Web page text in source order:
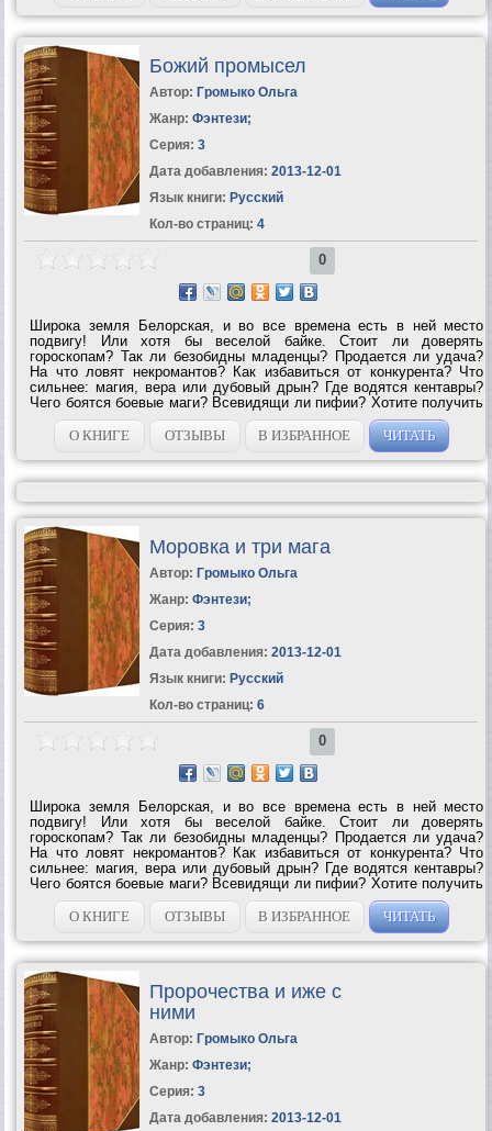
Божий промысел
Автор: Громыко Ольга
Жанр: Фэнтези;
Серия: 3
Дата добавления: 2013-12-01
Язык книги: Русский
Кол-во страниц: 4
0
Широка земля Белорская, и во все времена есть в ней место
подвигу! Или хотя бы веселой байке. Стоит ли доверять
гороскопам? Так ли безобидны младенцы? Продается ли удача?
На что ловят некромантов? Как избавиться от конкурента? Что
сильнее: магия, вера или дубовый дрын? Где водятся кентавры?
Чего боятся боевые маги? Всевидящи ли пифии? Хотите получить
ответ на эти вопросы, а также встретиться со старыми друзьями и
познакомиться с новыми?...
О КНИГЕ ОТЗЫВЫ В ИЗБРАННОЕ ЧИТАТЬ
Моровка и три мага
Автор: Громыко Ольга
Жанр: Фэнтези;
Серия: 3
Дата добавления: 2013-12-01
Язык книги: Русский
Кол-во страниц: 6
0
Широка земля Белорская, и во все времена есть в ней место
подвигу! Или хотя бы веселой байке. Стоит ли доверять
гороскопам? Так ли безобидны младенцы? Продается ли удача?
На что ловят некромантов? Как избавиться от конкурента? Что
сильнее: магия, вера или дубовый дрын? Где водятся кентавры?
Чего боятся боевые маги? Всевидящи ли пифии? Хотите получить
ответ на эти вопросы, а также встретиться со старыми друзьями и
познакомиться с новыми?...
О КНИГЕ ОТЗЫВЫ В ИЗБРАННОЕ ЧИТАТЬ
Пророчества и иже с
ними
Автор: Громыко Ольга
Жанр: Фэнтези;
Серия: 3
Дата добавления: 2013-12-01